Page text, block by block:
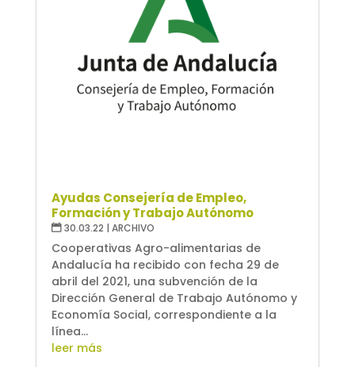
Ayudas Consejería de Empleo,
Formación y Trabajo Autónomo
30.03.22 | ARCHIVO
Cooperativas Agro-alimentarias de
Andalucía ha recibido con fecha 29 de
abril del 2021, una subvención de la
Dirección General de Trabajo Autónomo y
Economía Social, correspondiente a la
línea...
leer más